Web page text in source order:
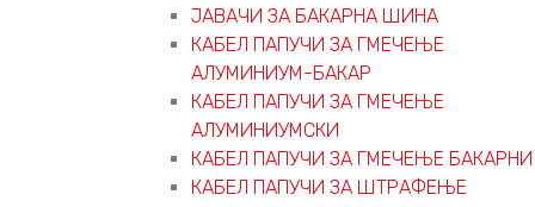
ЈАВАЧИ ЗА БАКАРНА ШИНА
КАБЕЛ ПАПУЧИ ЗА ГМЕЧЕЊЕ
АЛУМИНИУМ-БАКАР
КАБЕЛ ПАПУЧИ ЗА ГМЕЧЕЊЕ
АЛУМИНИУМСКИ
КАБЕЛ ПАПУЧИ ЗА ГМЕЧЕЊЕ БАКАРНИ
КАБЕЛ ПАПУЧИ ЗА ШТРАФЕЊЕ